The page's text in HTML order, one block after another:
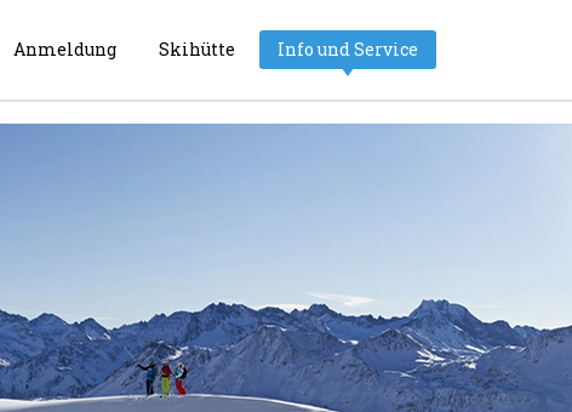
Anmeldung Skihütte Info und Service